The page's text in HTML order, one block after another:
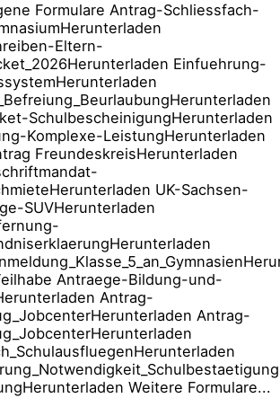
Formulare Antrag-Schliessfach-
Eltern-
Einfuehrung-
SchulbescheinigungHerunterladen
Komplexe-LeistungHerunterladen
FreundeskreisHerunterladen
UK-Sachsen-
SUVHerunterladen
Antraege-Bildung-und-
Antrag-
Antrag-
Weitere Formulare...